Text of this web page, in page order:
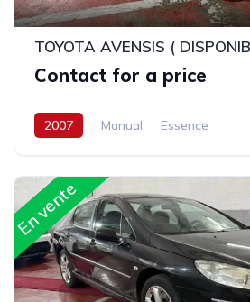
Contact for a price
2007 Manual Essence
En vente